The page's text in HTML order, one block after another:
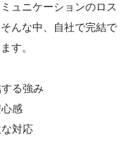
ュニケーションのロス
んな中、自社で完結で
す。
る強み
感
対応